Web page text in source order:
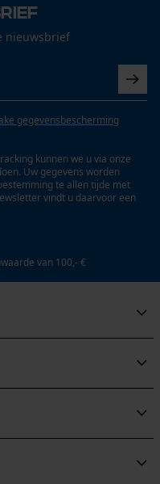
nieuwsbrief
gegevensbescherming
kunnen we u via onze
Uw gegevens worden
te allen tijde met
vindt u daarvoor een
van 100,- €